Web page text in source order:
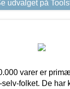
udvalget på
varer er
folket. De har